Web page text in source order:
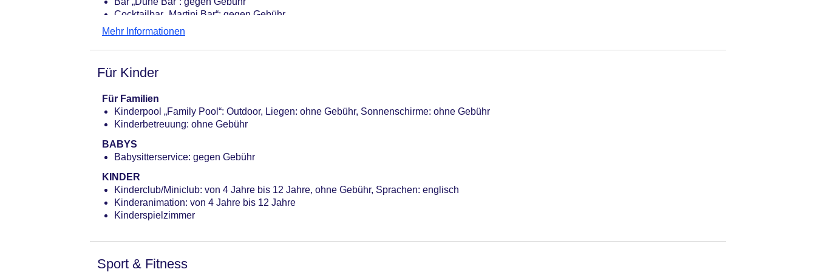
Cocktailbar „Martini Bar“: gegen Gebühr
Mehr Informationen
Für Kinder
Für Familien
Kinderpool „Family Pool“: Outdoor, Liegen: ohne Gebühr, Sonnenschirme: ohne Gebühr
Kinderbetreuung: ohne Gebühr
BABYS
Babysitterservice: gegen Gebühr
KINDER
Kinderclub/Miniclub: von 4 Jahre bis 12 Jahre, ohne Gebühr, Sprachen: englisch
Kinderanimation: von 4 Jahre bis 12 Jahre
Kinderspielzimmer
Sport & Fitness